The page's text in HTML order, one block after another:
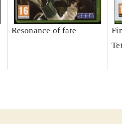
Resonance of fate